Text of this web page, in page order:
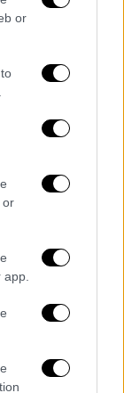
or
or
διαποτίζει
ότι
Μαζί
και τον
η
αλλάξει
πριν
ως